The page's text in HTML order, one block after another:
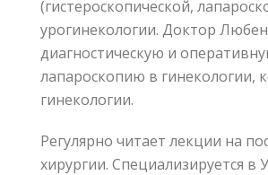
(гистероскопической,
урогинекологии. Доктор
диагностическую и
лапароскопию в гинекологии,
гинекологии.
Регулярно читает лекции на
хирургии. Специализируется